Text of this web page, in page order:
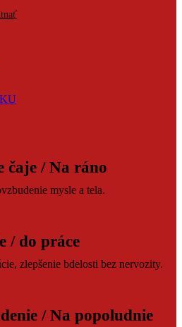
čaje / Na ráno
mysle a tela.
/ do práce
zlepšenie bdelosti bez nervozity.
/ Na popoludnie